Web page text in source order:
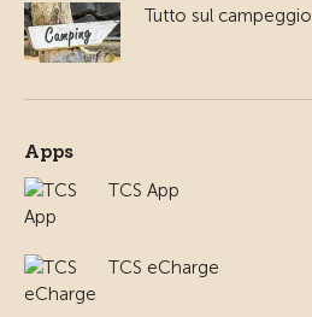
Tutto sul campeggio
Apps
TCS App
TCS eCharge